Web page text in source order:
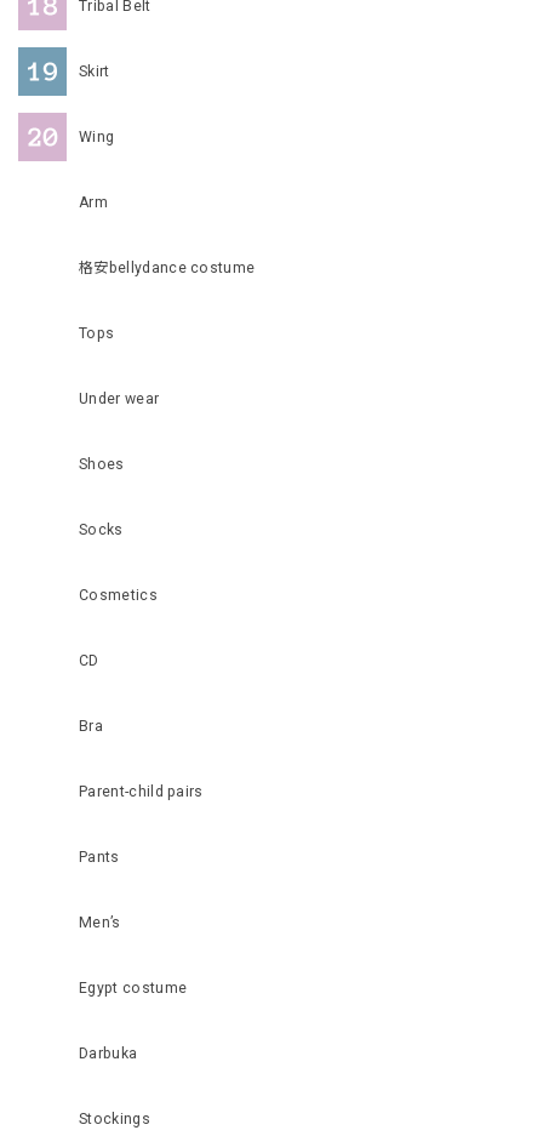
Tribal Belt
Skirt
Wing
Arm
格安bellydance costume
Tops
Under wear
Shoes
Socks
Cosmetics
CD
Bra
Parent-child pairs
Pants
Men’s
Egypt costume
Darbuka
Stockings